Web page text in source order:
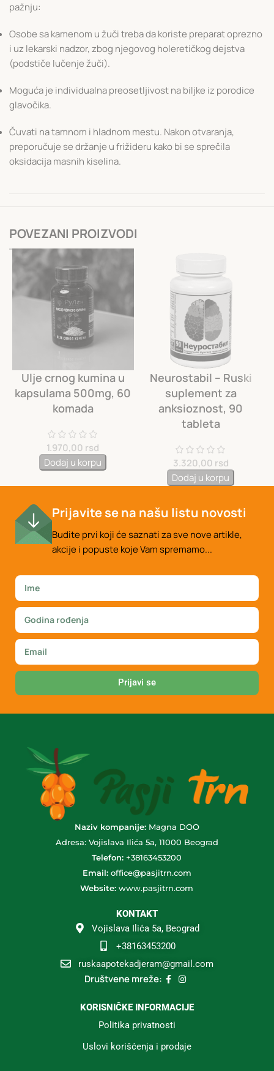
pažnju:
Osobe sa kamenom u žuči treba da koriste preparat oprezno
i uz lekarski nadzor, zbog njegovog holeretičkog dejstva
(podstiče lučenje žuči).
Moguća je individualna preosetljivost na biljke iz porodice
glavočika.
Čuvati na tamnom i hladnom mestu. Nakon otvaranja,
preporučuje se držanje u frižideru kako bi se sprečila
oksidacija masnih kiselina.
POVEZANI PROIZVODI
Ulje crnog kumina u
kapsulama 500mg, 60
komada
1.970,00 rsd
Dodaj u korpu
Neurostabil – Ruski
suplement za
anksioznost, 90
tableta
3.320,00 rsd
Dodaj u korpu
Prijavite se na našu listu novosti
Budite prvi koji će saznati za sve nove artikle,
akcije i popuste koje Vam spremamo...
Prijavi se
Naziv kompanije:Magna DOO
Adresa: Vojislava Ilića 5a, 11000 Beograd
Telefon: +38163453200
Email:office@pasjitrn.com
Website: www.pasjitrn.com
KONTAKT
Vojislava Ilića 5a, Beograd
+38163453200
ruskaapotekadjeram@gmail.com
Društvene mreže:
KORISNIČKE INFORMACIJE
Politika privatnosti
Uslovi korišćenja i prodaje